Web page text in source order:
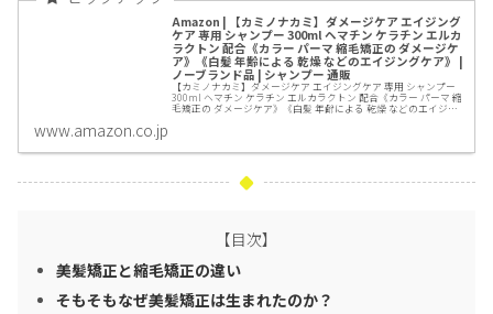
Amazon | 【カミノナカミ】ダメージケア エイジング
ケア 専用 シャンプー 300ml ヘマチン ケラチン エルカ
ラクトン 配合《カラー パーマ 縮毛矯正の ダメージケ
ア》《白髪 年齢による 乾燥 などのエイジングケア》 |
ノーブランド品 | シャンプー 通販
【カミノナカミ】ダメージケア エイジングケア 専用 シャンプー
300ml ヘマチン ケラチン エルカラクトン 配合《カラー パーマ 縮
毛矯正の ダメージケア》《白髪 年齢による 乾燥 などのエイジン
www.amazon.co.jp
【目次】
美髪矯正と縮毛矯正の違い
そもそもなぜ美髪矯正は生まれたのか？